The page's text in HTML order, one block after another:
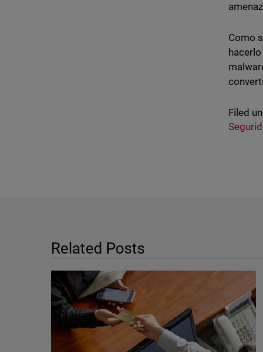
Como
Filed
Related Posts